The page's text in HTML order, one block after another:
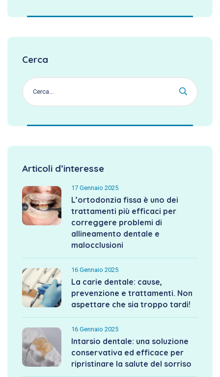
Cerca
Articoli d’interesse
17 Gennaio 2025
L’ortodonzia fissa è uno dei
trattamenti più efficaci per
correggere problemi di
allineamento dentale e
malocclusioni
16 Gennaio 2025
La carie dentale: cause,
prevenzione e trattamenti. Non
aspettare che sia troppo tardi!
16 Gennaio 2025
Intarsio dentale: una soluzione
conservativa ed efficace per
ripristinare la salute del sorriso